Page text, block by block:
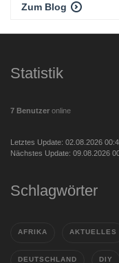
Zum Blog
Statistik
7 Benutzer online
Letztes Update: 02.08.2026
Nächstes Update: 09.08.2026
Schlagwörter
AFRIKA AKTUELLES
DEUTSCHLAND DIY